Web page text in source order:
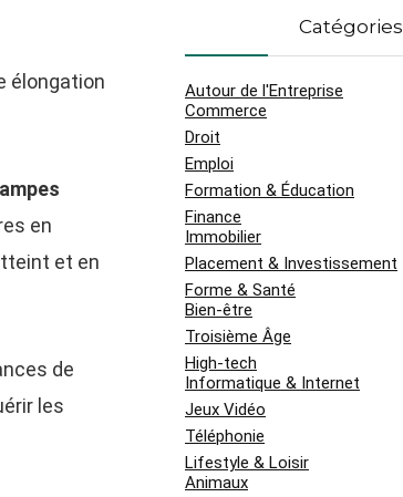
élongation
en
et en
de
les
Catégories
Autour de l'Entreprise
Commerce
Droit
Emploi
Formation & Éducation
Finance
Immobilier
Placement & Investissement
Forme & Santé
Bien-être
Troisième Âge
High-tech
Informatique & Internet
Jeux Vidéo
Téléphonie
Lifestyle & Loisir
Animaux